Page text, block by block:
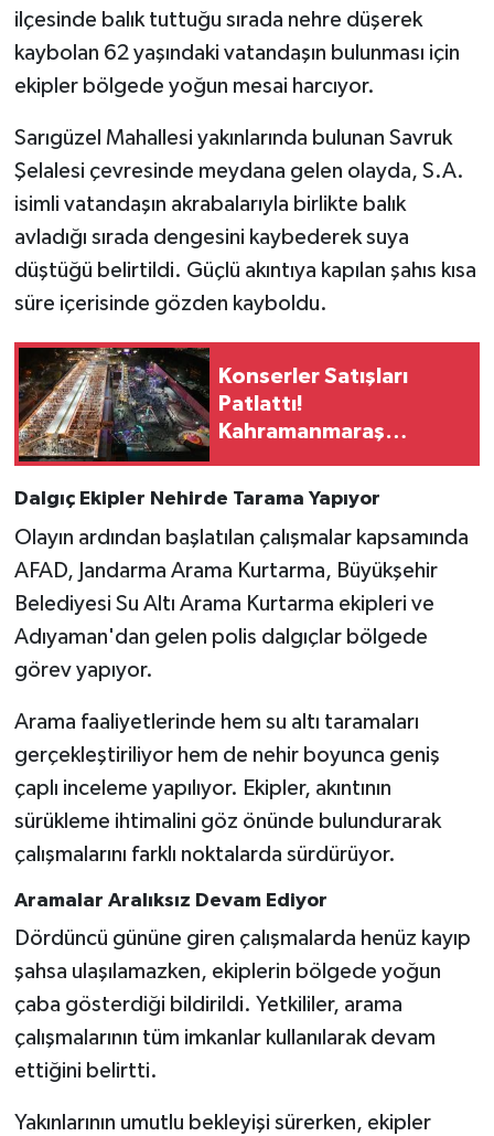
ilçesinde balık tuttuğu sırada nehre düşerek
kaybolan 62 yaşındaki vatandaşın bulunması için
ekipler bölgede yoğun mesai harcıyor.
Sarıgüzel Mahallesi yakınlarında bulunan Savruk
Şelalesi çevresinde meydana gelen olayda, S.A.
isimli vatandaşın akrabalarıyla birlikte balık
avladığı sırada dengesini kaybederek suya
düştüğü belirtildi. Güçlü akıntıya kapılan şahıs kısa
süre içerisinde gözden kayboldu.
Konserler Satışları
Patlattı!
Kahramanmaraş
Memnun Etti
Dalgıç Ekipler Nehirde Tarama Yapıyor
Olayın ardından başlatılan çalışmalar kapsamında
AFAD, Jandarma Arama Kurtarma, Büyükşehir
Belediyesi Su Altı Arama Kurtarma ekipleri ve
Adıyaman'dan gelen polis dalgıçlar bölgede
görev yapıyor.
Arama faaliyetlerinde hem su altı taramaları
gerçekleştiriliyor hem de nehir boyunca geniş
çaplı inceleme yapılıyor. Ekipler, akıntının
sürükleme ihtimalini göz önünde bulundurarak
çalışmalarını farklı noktalarda sürdürüyor.
Aramalar Aralıksız Devam Ediyor
Dördüncü gününe giren çalışmalarda henüz kayıp
şahsa ulaşılamazken, ekiplerin bölgede yoğun
çaba gösterdiği bildirildi. Yetkililer, arama
çalışmalarının tüm imkanlar kullanılarak devam
ettiğini belirtti.
Yakınlarının umutlu bekleyişi sürerken, ekipler
MEDYA
ÜÇÜNCÜ SAYFA
BİLİMNET
Yemek
SİVİL TOPLUM
SEÇİM 2014
KİM KİMDİR
ÇEK GÖNDER
HEDEF2020
OTOMOBİL
TARİH
Politika
BÖLGEDEN
BİLİM TEKNOLOJİ
ASAYİŞ